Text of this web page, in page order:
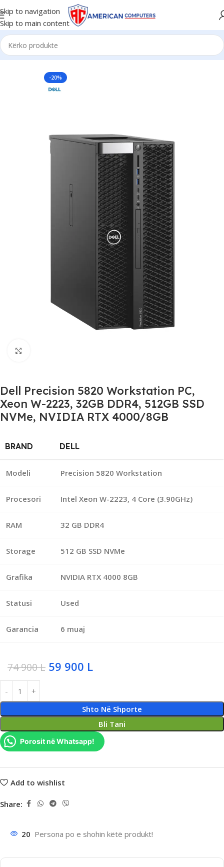
Skip to navigation
Skip to main content
Kreu PCs Workstation PCs
-20%
Dell Precision 5820 Workstation PC,
Xeon W-2223, 32GB DDR4, 512GB SSD
NVMe, NVIDIA RTX 4000/8GB
BRAND DELL
Modeli Precision 5820 Workstation
Procesori Intel Xeon W-2223, 4 Core (3.90GHz)
RAM 32 GB DDR4
Storage 512 GB SSD NVMe
Grafika NVIDIA RTX 4000 8GB
Statusi Used
Garancia 6 muaj
74 900L 59 900 L
Shto Në Shporte
Bli Tani
Porosit në Whatsapp!
Add to wishlist
Share:
20 Persona po e shohin këtë produkt!